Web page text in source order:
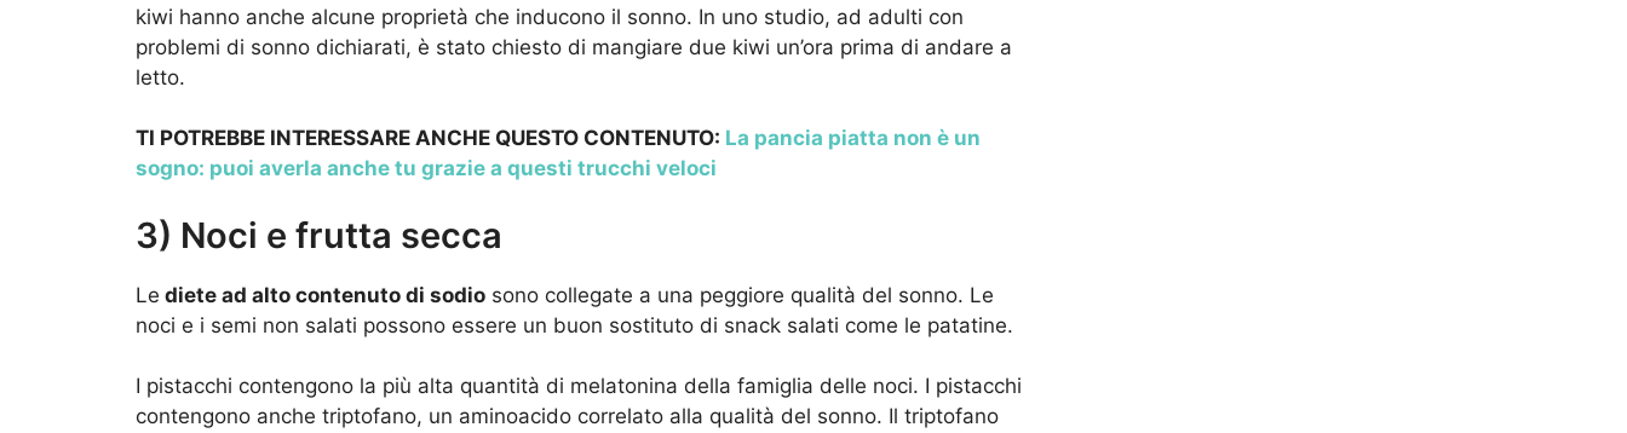
kiwi hanno anche alcune proprietà che inducono il sonno. In uno studio, ad adulti con
problemi di sonno dichiarati, è stato chiesto di mangiare due kiwi un’ora prima di andare a
letto.
TI POTREBBE INTERESSARE ANCHE QUESTO CONTENUTO: La pancia piatta non è un
sogno: puoi averla anche tu grazie a questi trucchi veloci
3) Noci e frutta secca
Le diete ad alto contenuto di sodio sono collegate a una peggiore qualità del sonno. Le
noci e i semi non salati possono essere un buon sostituto di snack salati come le patatine.
I pistacchi contengono la più alta quantità di melatonina della famiglia delle noci. I pistacchi
contengono anche triptofano, un aminoacido correlato alla qualità del sonno. Il triptofano